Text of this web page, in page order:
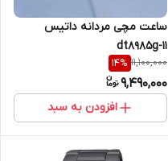
ساعت مچی مردانه داتیس
dt8985g-11
11,100,000
14%
9,490,000
افزودن به سبد